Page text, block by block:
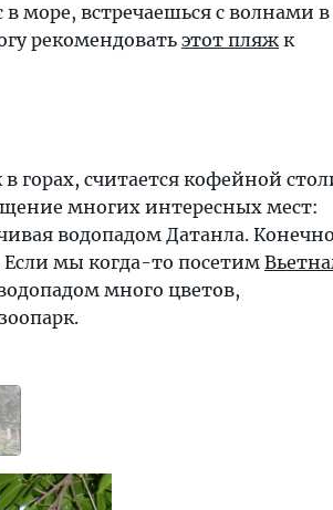
в море, встречаешься с волнами в
рекомендовать этот пляж к
горах, считается кофейной
многих интересных мест:
водопадом Датанла.
Если мы когда-то посетим
много цветов,